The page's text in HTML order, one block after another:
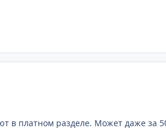
в платном разделе. Может даже за